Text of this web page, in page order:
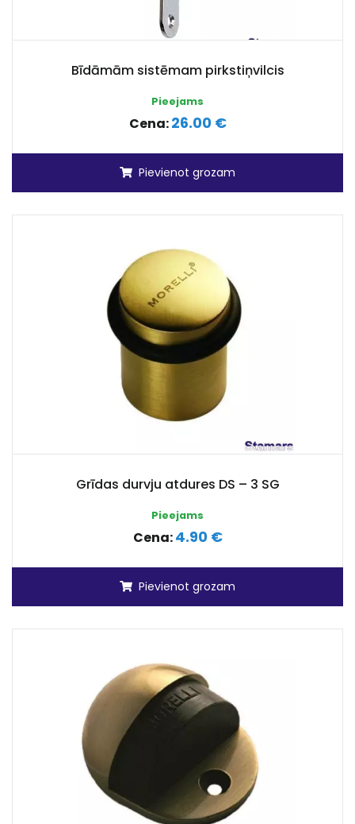
Bīdāmām sistēmam pirkstiņvilcis
Pieejams
Cena:26.00 €
Pievienot grozam
Grīdas durvju atdures DS – 3 SG
Pieejams
Cena:4.90 €
Pievienot grozam